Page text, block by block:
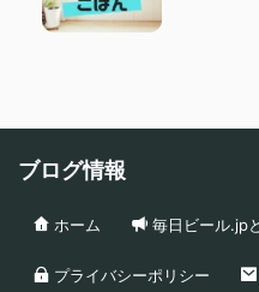
ブログ情報
ホーム 毎日ビール.jp
プライバシーポリシー